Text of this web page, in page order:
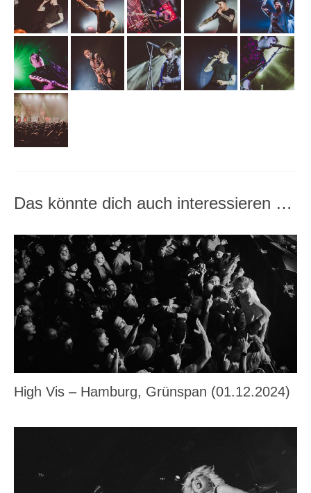
Das könnte dich auch interessieren …
High Vis – Hamburg, Grünspan (01.12.2024)